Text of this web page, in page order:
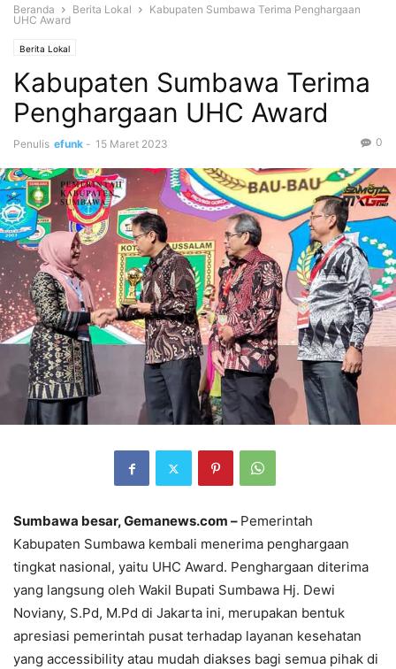
Beranda Berita Lokal
Kabupaten Sumbawa Terima Penghargaan
UHC Award
Berita Lokal
Kabupaten Sumbawa Terima
Penghargaan UHC Award
Penulis efunk - 15 Maret 2023 0
Sumbawa besar, Gemanews.com – Pemerintah
Kabupaten Sumbawa kembali menerima penghargaan
tingkat nasional, yaitu UHC Award. Penghargaan diterima
yang langsung oleh Wakil Bupati Sumbawa Hj. Dewi
Noviany, S.Pd, M.Pd di Jakarta ini, merupakan bentuk
apresiasi pemerintah pusat terhadap layanan kesehatan
yang accessibility atau mudah diakses bagi semua pihak di